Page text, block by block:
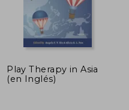
Play Therapy in Asia
(en Inglés)